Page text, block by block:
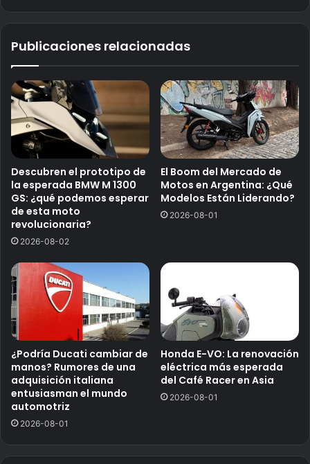
Publicaciones relacionadas
Descubren el prototipo de
la esperada BMW M 1300
GS: ¿qué podemos esperar
de esta moto
revolucionaria?
2026-08-02
El Boom del Mercado de
Motos en Argentina: ¿Qué
Modelos Están Liderando?
2026-08-01
¿Podría Ducati cambiar de
manos? Rumores de una
adquisición italiana
entusiasman el mundo
automotriz
2026-08-01
Honda E-VO: La renovación
eléctrica más esperada
del Café Racer en Asia
2026-08-01